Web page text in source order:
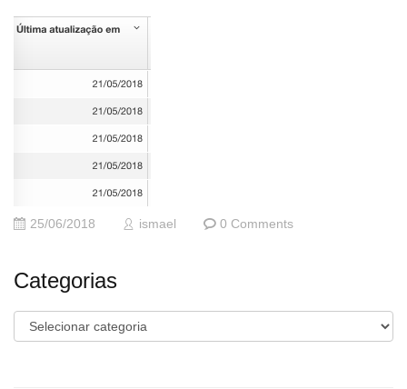
25/06/2018 ismael 0 Comments
Categorias
Categorias